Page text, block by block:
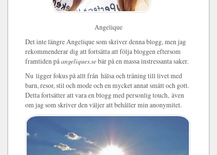
Angelique
Det inte längre Angelique som skriver denna blogg, men jag
rekommenderar dig att fortsätta att följa bloggen eftersom
framtiden påangeliques.sebär på en massa instressanta saker.
Nu ligger fokus på allt från hälsa och träning till livet med
barn, resor, stil och mode och en mycket annat smått och gott.
Detta fortsätter att vara en blogg med personlig touch, även
om jag som skriver den väljer att behåller min anonymitet.